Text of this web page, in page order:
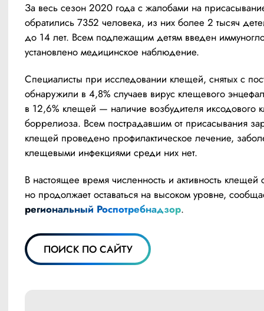
За весь сезон 2020 года с жалобами на
обратились 7352 человека, из них более 2 тысяч
до 14 лет. Всем подлежащим детям введен
установлено медицинское наблюдение.
Специалисты при исследовании клещей, снятых с
обнаружили в 4,8% случаев вирус клещевого
в 12,6% клещей — наличие возбудителя иксодового
боррелиоза. Всем пострадавшим от присасывания
клещей проведено профилактическое лечение,
клещевыми инфекциями среди них нет.
В настоящее время численность и активность клещей
региональный Роспотребнадзор.
ПОИСК ПО САЙТУ